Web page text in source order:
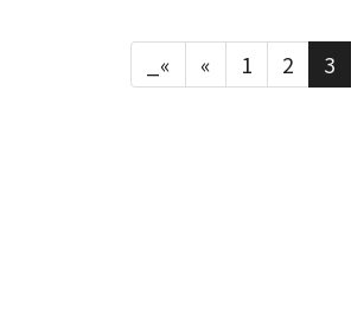
_« « 1 2 3